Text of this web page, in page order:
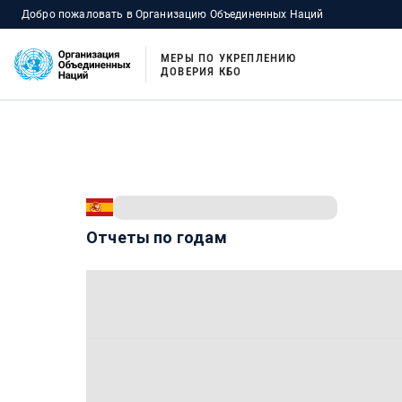
Добро пожаловать в Организацию Объединенных Наций
МЕРЫ ПО УКРЕПЛЕНИЮ
ДОВЕРИЯ КБО
Отчеты по годам